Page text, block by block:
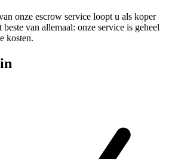
onze escrow service loopt u als koper
van allemaal: onze service is geheel
kosten.